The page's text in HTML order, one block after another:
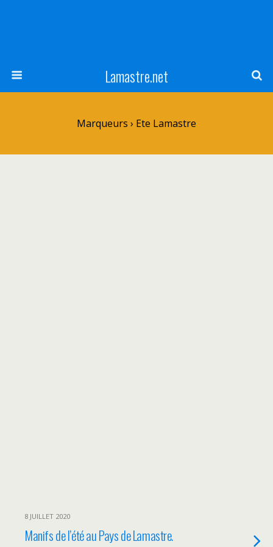
Lamastre.net
Marqueurs › Ete Lamastre
8 JUILLET 2020
Manifs de l’été au Pays de Lamastre.